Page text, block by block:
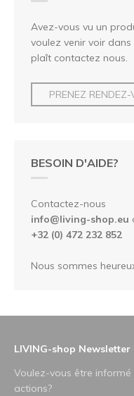
Avez-vous vu un
voulez venir voir
plaît contactez nous.
PRENEZ RENDEZ-
BESOIN D'AIDE?
Contactez-nous
info@living-shop.eu
+32 (0) 472 232 852
Nous sommes
LIVING-shop Newsletter
Voulez-vous être
actions?